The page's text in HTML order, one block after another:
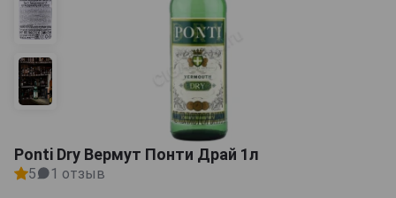
Ponti Dry Вермут Понти Драй 1л
5 1 отзыв